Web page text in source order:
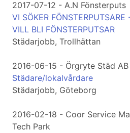
2017-07-12 - A.N Fönsterputs
VI SÖKER
VILL BLI FÖNSTERPUTSAR
Städarjobb, Trollhättan
2016-06-15 - Örgryte Städ AB
Städare/lokalvårdare
Städarjobb, Göteborg
2016-02-18 - Coor Service
Tech Park